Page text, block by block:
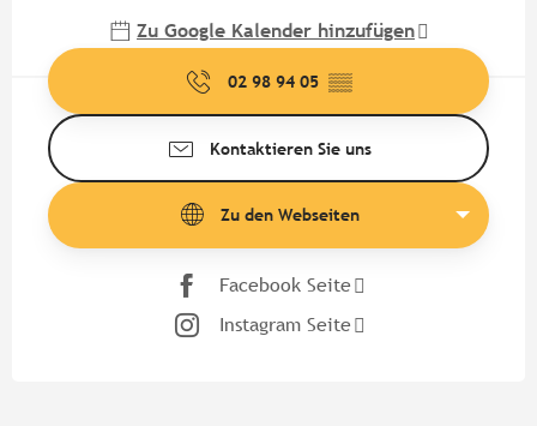
Zu Google Kalender hinzufügen
02 98 94 05 ▒▒
Kontaktieren Sie uns
Zu den Webseiten
Facebook Seite
Instagram Seite